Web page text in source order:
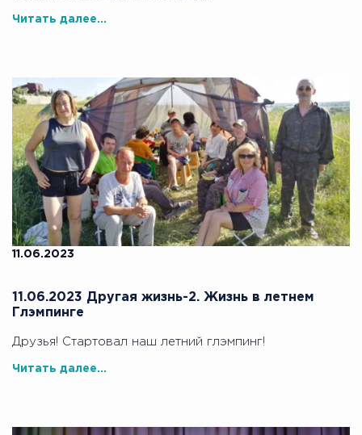
Читать далее...
11.06.2023
11.06.2023 Другая жизнь-2. Жизнь в летнем
Глэмпинге
Друзья! Стартовал наш летний глэмпинг!
Читать далее...